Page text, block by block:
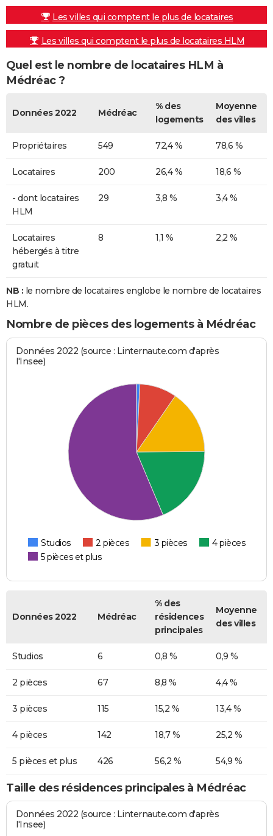
Les villes qui comptent le plus de locataires
Les villes qui comptent le plus de locataires HLM
Quel est le nombre de locataires HLM à
Médréac ?
Données 2022 Médréac
% des
logements
Moyenne
des villes
Propriétaires 549 72,4 % 78,6 %
Locataires 200 26,4 % 18,6 %
- dont locataires
HLM
29 3,8 % 3,4 %
Locataires
hébergés à titre
gratuit
8 1,1 % 2,2 %
NB : le nombre de locataires englobe le nombre de locataires
HLM.
Nombre de pièces des logements à Médréac
Données 2022 (source : Linternaute.com d'après
l'Insee)
Studios 2 pièces 3 pièces
4 pièces
5 pièces et plus
Données 2022 Médréac
% des
résidences
principales
Moyenne
des villes
Studios 6 0,8 % 0,9 %
2 pièces 67 8,8 % 4,4 %
3 pièces 115 15,2 % 13,4 %
4 pièces 142 18,7 % 25,2 %
5 pièces et plus 426 56,2 % 54,9 %
Taille des résidences principales à Médréac
Données 2022 (source : Linternaute.com d'après
l'Insee)